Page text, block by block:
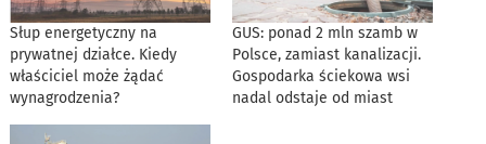
Słup energetyczny na
prywatnej działce. Kiedy
właściciel może żądać
wynagrodzenia?
GUS: ponad 2 mln szamb w
Polsce, zamiast kanalizacji.
Gospodarka ściekowa wsi
nadal odstaje od miast